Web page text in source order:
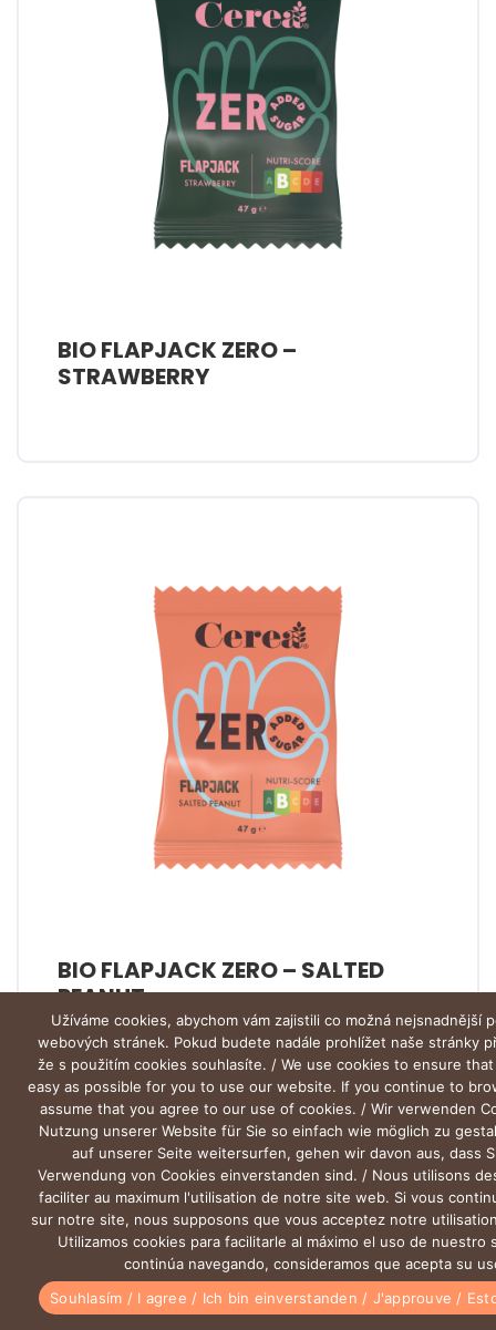
BIO FLAPJACK ZERO –
STRAWBERRY
BIO FLAPJACK ZERO – SALTED
PEANUT
0
Užíváme cookies, abychom vám zajistili co možná nejsnadnější
webových stránek. Pokud budete nadále prohlížet naše stránky
že s použitím cookies souhlasíte. / We use cookies to ensure
easy as possible for you to use our website. If you continue to
assume that you agree to our use of cookies. / Wir verwenden
Nutzung unserer Website für Sie so einfach wie möglich zu
auf unserer Seite weitersurfen, gehen wir davon aus, dass
Verwendung von Cookies einverstanden sind. / Nous utilisons
faciliter au maximum l'utilisation de notre site web. Si vous
sur notre site, nous supposons que vous acceptez notre
Utilizamos cookies para facilitarle al máximo el uso de nuestro
continúa navegando, consideramos que acepta su
Souhlasím / I agree / Ich bin einverstanden / J'approuve /
0